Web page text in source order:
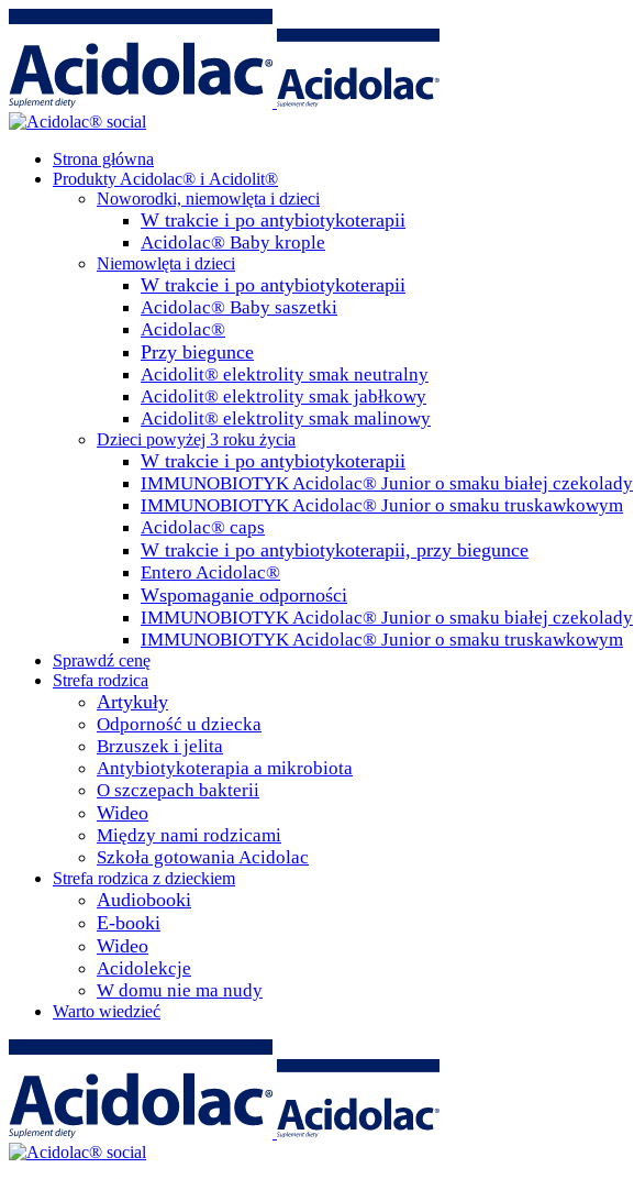
Strona główna
Produkty Acidolac® i Acidolit®
Noworodki, niemowlęta i dzieci
W trakcie i po antybiotykoterapii
Acidolac® Baby krople
Niemowlęta i dzieci
W trakcie i po antybiotykoterapii
Acidolac® Baby saszetki
Acidolac®
Przy biegunce
Acidolit® elektrolity smak neutralny
Acidolit® elektrolity smak jabłkowy
Acidolit® elektrolity smak malinowy
Dzieci powyżej 3 roku życia
W trakcie i po antybiotykoterapii
IMMUNOBIOTYK Acidolac® Junior o smaku białej czekolady
IMMUNOBIOTYK Acidolac® Junior o smaku truskawkowym
Acidolac® caps
W trakcie i po antybiotykoterapii, przy biegunce
Entero Acidolac®
Wspomaganie odporności
IMMUNOBIOTYK Acidolac® Junior o smaku białej czekolady
IMMUNOBIOTYK Acidolac® Junior o smaku truskawkowym
Sprawdź cenę
Strefa rodzica
Artykuły
Odporność u dziecka
Brzuszek i jelita
Antybiotykoterapia a mikrobiota
O szczepach bakterii
Wideo
Między nami rodzicami
Szkoła gotowania Acidolac
Strefa rodzica z dzieckiem
Audiobooki
E-booki
Wideo
Acidolekcje
W domu nie ma nudy
Warto wiedzieć